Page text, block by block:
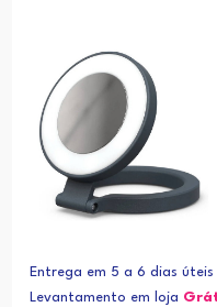
Entrega em 5 a 6 dias úteis
Levantamento em loja